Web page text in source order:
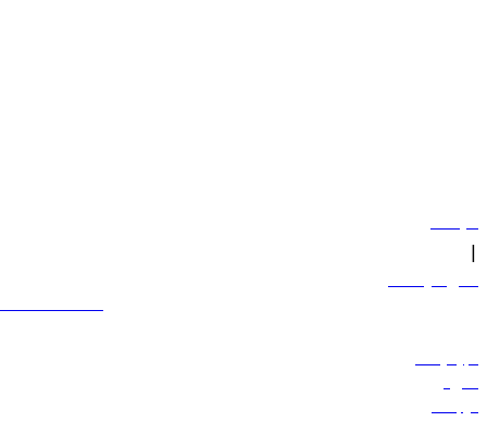
سياساتنا
|
الشروط والأحكام
600 544 445
حجز الرحلات
العروض
الوجهات